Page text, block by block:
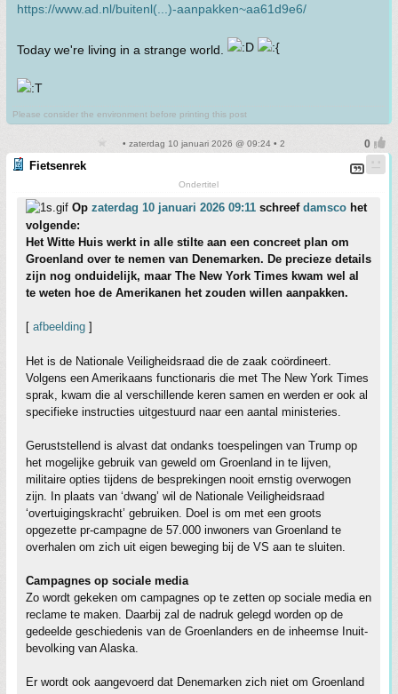
https://www.ad.nl/buitenl(...)-aanpakken~aa61d9e6/
Today we're living in a strange world.
Please consider the environment before printing this post
• zaterdag 10 januari 2026 @ 09:24 • 2
Fietsenrek
Ondertitel
Op zaterdag 10 januari 2026 09:11 schreef damsco het
volgende:
Het Witte Huis werkt in alle stilte aan een concreet plan om
Groenland over te nemen van Denemarken. De precieze details
zijn nog onduidelijk, maar The New York Times kwam wel al
te weten hoe de Amerikanen het zouden willen aanpakken.
[ afbeelding ]
Het is de Nationale Veiligheidsraad die de zaak coördineert.
Volgens een Amerikaans functionaris die met The New York Times
sprak, kwam die al verschillende keren samen en werden er ook al
specifieke instructies uitgestuurd naar een aantal ministeries.
Geruststellend is alvast dat ondanks toespelingen van Trump op
het mogelijke gebruik van geweld om Groenland in te lijven,
militaire opties tijdens de besprekingen nooit ernstig overwogen
zijn. In plaats van ‘dwang’ wil de Nationale Veiligheidsraad
‘overtuigingskracht’ gebruiken. Doel is om met een groots
opgezette pr-campagne de 57.000 inwoners van Groenland te
overhalen om zich uit eigen beweging bij de VS aan te sluiten.
Campagnes op sociale media
Zo wordt gekeken om campagnes op te zetten op sociale media en
reclame te maken. Daarbij zal de nadruk gelegd worden op de
gedeelde geschiedenis van de Groenlanders en de inheemse Inuit-
bevolking van Alaska.
Er wordt ook aangevoerd dat Denemarken zich niet om Groenland